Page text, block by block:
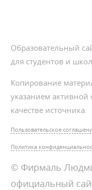
Образовательный
для студентов и
Копирование
указанием
качестве источника.
Пользовательское
Политика
© Фирмаль
официальный